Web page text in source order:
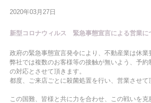
2020年03月27日
新型コロナウィルス 緊急事態宣言による営業に
政府の緊急事態宣言発令により、不動産業は休業
弊社では複数のお客様等の接触が無いよう、予約
の対応とさせて頂きます。
都度、ご来店ごとに殺菌処置を行い、営業させて
この国難、皆様と共に力を合わせ、この戦いを克